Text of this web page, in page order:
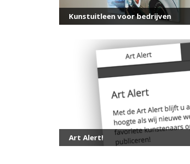
Kunstuitleen voor bedrijven
Art Alert!